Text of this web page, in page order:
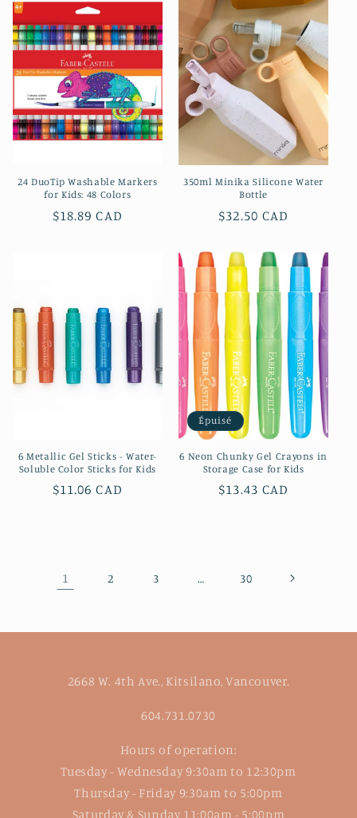
24 DuoTip Washable Markers
for Kids: 48 Colors
Prix
$18.89 CAD
350ml Minika Silicone Water
Bottle
Prix
$32.50 CAD
6 Metallic Gel Sticks - Water-
Soluble Color Sticks for Kids
Prix
$11.06 CAD
Épuisé
6 Neon Chunky Gel Crayons in
Storage Case for Kids
Prix
$13.43 CAD
1 2 3 … 30
2668 W. 4th Ave., Kitsilano, Vancouver.
604.731.0730
Hours of operation:
Tuesday - Wednesday 9:30am to 12:30pm
Thursday - Friday 9:30am to 5:00pm
Saturday & Sunday 11:00am - 5:00pm